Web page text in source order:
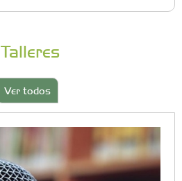
Talleres
Ver todos